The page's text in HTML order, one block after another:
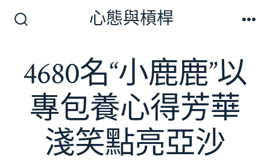
換
開
關
心態與槓桿
4680名“小鹿鹿”以
專包養心得芳華
淺笑點亮亞沙